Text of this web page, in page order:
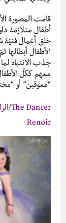
أطفال متلازمة
خلق أعمال فنيّة
الأطفال
جذب الانتباه
معهم ككلّ
“معوقين” أو
Renoir